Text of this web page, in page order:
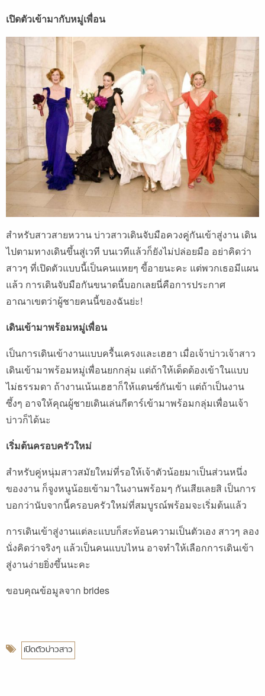
เปิดตัวเข้ามากับหมู่เพื่อน
สำหรับสาวสายหวาน บ่าวสาวเดินจับมือควงคู่กันเข้าสู่งาน เดิน
ไปตามทางเดินขึ้นสู่เวที บนเวทีแล้วก็ยังไม่ปล่อยมือ อย่าคิดว่า
สาวๆ ที่เปิดตัวแบบนี้เป็นคนแหยๆ ขี้อายนะคะ แต่พวกเธอมีแผน
แล้ว การเดินจับมือกันขนาดนี้บอกเลยนี่คือการประกาศ
อาณาเขตว่าผู้ชายคนนี้ของฉันย่ะ!
เดินเข้ามาพร้อมหมู่เพื่อน
เป็นการเดินเข้างานแบบครื้นเครงและเฮฮา เมื่อเจ้าบ่าวเจ้าสาว
เดินเข้ามาพร้อมหมู่เพื่อนยกกลุ่ม แต่ถ้าให้เด็ดต้องเข้าในแบบ
ไม่ธรรมดา ถ้างานเน้นเฮฮาก็ให้แดนซ์กันเข้า แต่ถ้าเป็นงาน
ซึ้งๆ อาจให้คุณผู้ชายเดินเล่นกีตาร์เข้ามาพร้อมกลุ่มเพื่อนเจ้า
บ่าวก็ได้นะ
เริ่มต้นครอบครัวใหม่
สำหรับคู่หนุ่มสาวสมัยใหม่ที่รอให้เจ้าตัวน้อยมาเป็นส่วนหนึ่ง
ของงาน ก็จูงหนูน้อยเข้ามาในงานพร้อมๆ กันเสียเลยสิ เป็นการ
บอกว่านับจากนี้ครอบครัวใหม่ที่สมบูรณ์พร้อมจะเริ่มต้นแล้ว
การเดินเข้าสู่งานแต่ละแบบก็สะท้อนความเป็นตัวเอง สาวๆ ลอง
นั่งคิดว่าจริงๆ แล้วเป็นคนแบบไหน อาจทำให้เลือกการเดินเข้า
สู่งานง่ายยิ่งขึ้นนะคะ
ขอบคุณข้อมูลจาก brides
เปิดตัวบ่าวสาว